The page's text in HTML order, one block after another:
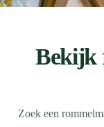
Bekijk
Zoek een